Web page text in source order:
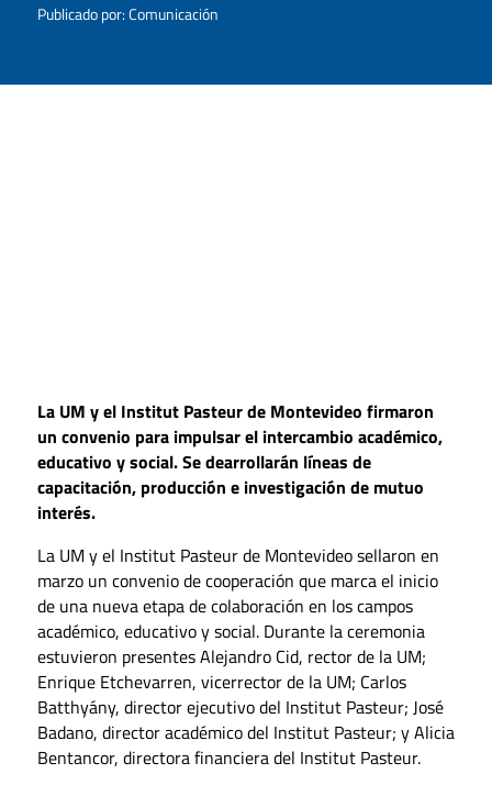
Publicado por: Comunicación
La UM y el Institut Pasteur de Montevideo firmaron
un convenio para impulsar el intercambio académico,
educativo y social. Se dearrollarán líneas de
capacitación, producción e investigación de mutuo
interés.
La UM y el Institut Pasteur de Montevideo sellaron en
marzo un convenio de cooperación que marca el inicio
de una nueva etapa de colaboración en los campos
académico, educativo y social. Durante la ceremonia
estuvieron presentes Alejandro Cid, rector de la UM;
Enrique Etchevarren, vicerrector de la UM; Carlos
Batthyány, director ejecutivo del Institut Pasteur; José
Badano, director académico del Institut Pasteur; y Alicia
Bentancor, directora financiera del Institut Pasteur.